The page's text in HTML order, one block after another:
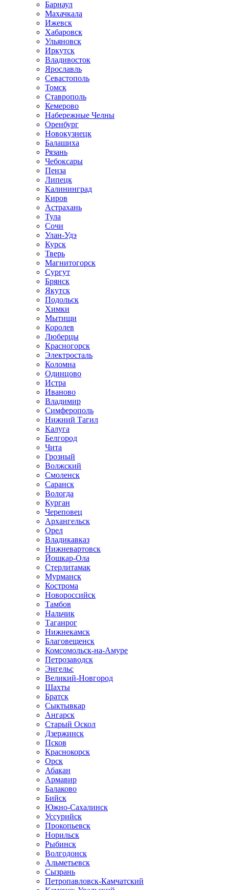
Барнаул
Махачкала
Ижевск
Хабаровск
Ульяновск
Иркутск
Владивосток
Ярославль
Севастополь
Томск
Ставрополь
Кемерово
Набережные Челны
Оренбург
Новокузнецк
Балашиха
Рязань
Чебоксары
Пенза
Липецк
Калининград
Киров
Астрахань
Тула
Сочи
Улан-Удэ
Курск
Тверь
Магнитогорск
Сургут
Брянск
Якутск
Подольск
Химки
Мытищи
Королев
Люберцы
Красногорск
Электросталь
Коломна
Одинцово
Истра
Иваново
Владимир
Симферополь
Нижний Тагил
Калуга
Белгород
Чита
Грозный
Волжский
Смоленск
Саранск
Вологда
Курган
Череповец
Архангельск
Орел
Владикавказ
Нижневартовск
Йошкар-Ола
Стерлитамак
Мурманск
Кострома
Новороссийск
Тамбов
Нальчик
Таганрог
Нижнекамск
Благовещенск
Комсомольск-на-Амуре
Петрозаводск
Энгельс
Великий-Новгород
Шахты
Братск
Сыктывкар
Ангарск
Старый Оскол
Дзержинск
Псков
Краснокорск
Орск
Абакан
Армавир
Балаково
Бийск
Южно-Сахалинск
Уссурийск
Прокопьевск
Норильск
Рыбинск
Волгодонск
Альметьевск
Сызрань
Петропавловск-Камчатский